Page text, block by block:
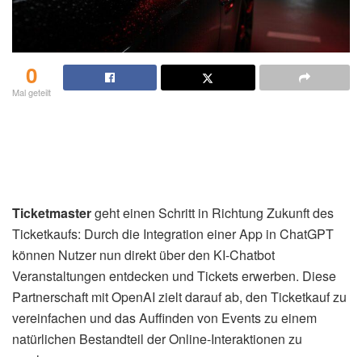
0
Mal geteilt
Ticketmastergeht einen Schritt in Richtung Zukunft des
Ticketkaufs: Durch die Integration einer App in ChatGPT
können Nutzer nun direkt über den KI-Chatbot
Veranstaltungen entdecken und Tickets erwerben. Diese
Partnerschaft mit OpenAI zielt darauf ab, den Ticketkauf zu
vereinfachen und das Auffinden von Events zu einem
natürlichen Bestandteil der Online-Interaktionen zu